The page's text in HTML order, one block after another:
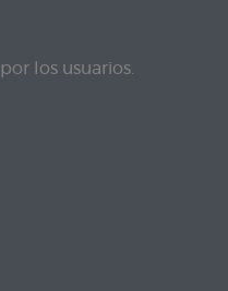
los usuarios.